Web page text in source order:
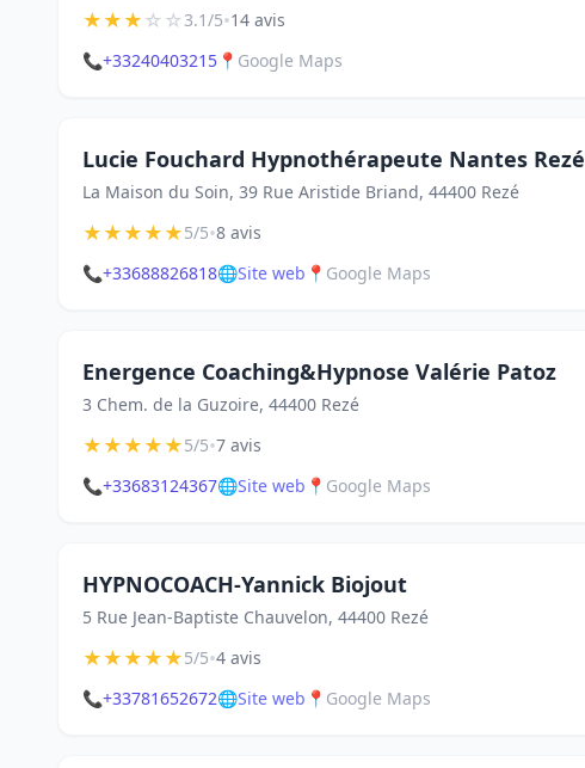
★★★☆☆3.1/5•14 avis
📞+33240403215 📍 Google Maps
Lucie Fouchard Hypnothérapeute Nantes Rezé
La Maison du Soin, 39 Rue Aristide Briand, 44400 Rezé
★★★★★5/5•8 avis
📞+33688826818🌐Site web 📍 Google Maps
Energence Coaching&Hypnose Valérie Patoz
3 Chem. de la Guzoire, 44400 Rezé
★★★★★5/5•7 avis
📞+33683124367🌐Site web 📍 Google Maps
HYPNOCOACH-Yannick Biojout
5 Rue Jean-Baptiste Chauvelon, 44400 Rezé
★★★★★5/5•4 avis
📞+33781652672🌐Site web 📍 Google Maps